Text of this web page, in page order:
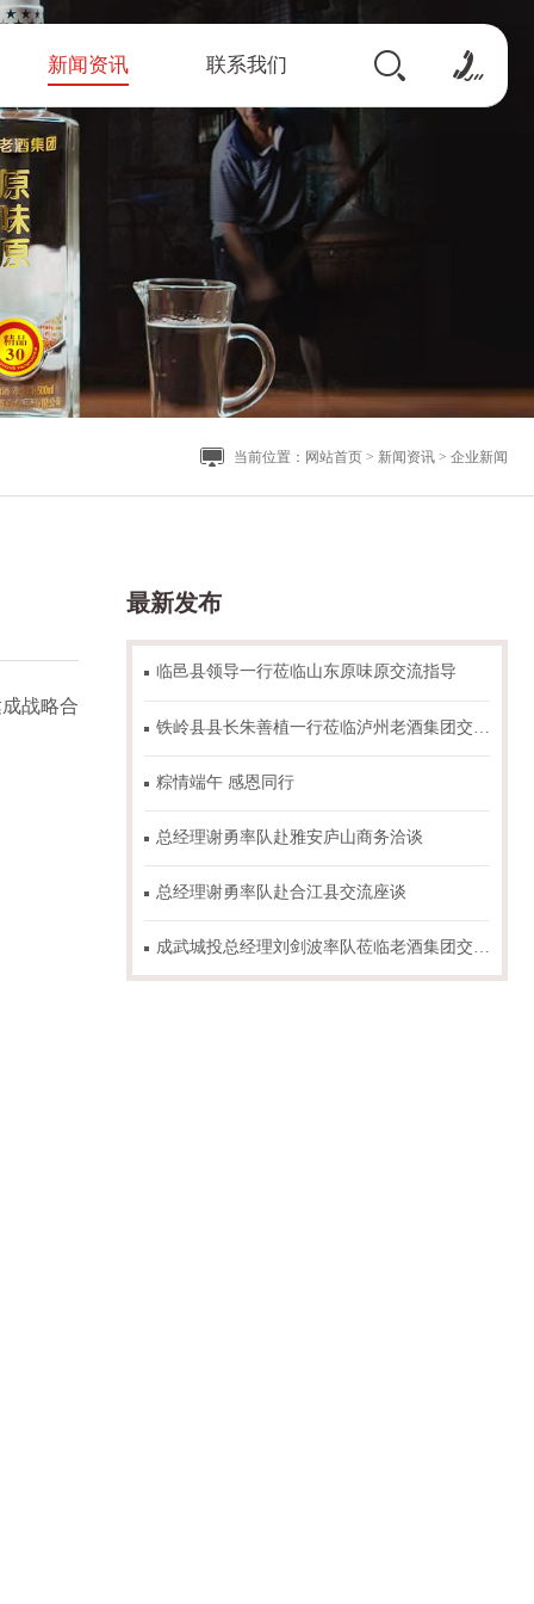
新闻资讯 联系我们
当前位置： 网站首页 > 新闻资讯 > 企业新闻
战略合
最新发布
临邑县领导一行莅临山东原味原交流指导
铁岭县县长朱善植一行莅临泸州老酒集团交流指导
粽情端午 感恩同行
总经理谢勇率队赴雅安庐山商务洽谈
总经理谢勇率队赴合江县交流座谈
成武城投总经理刘剑波率队莅临老酒集团交流调研